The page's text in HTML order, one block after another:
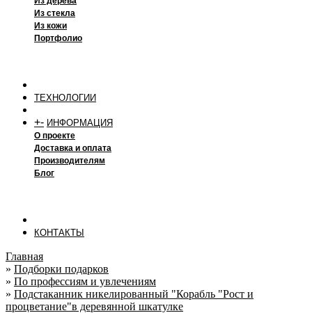
Из стекла
Из кожи
Портфолио
ТЕХНОЛОГИИ
+- ИНФОРМАЦИЯ
О проекте
Доставка и оплата
Производителям
Блог
КОНТАКТЫ
Главная
» Подборки подарков
» По профессиям и увлечениям
» Подстаканник никелированный "Корабль "Рост и
процветание"в деревянной шкатулке